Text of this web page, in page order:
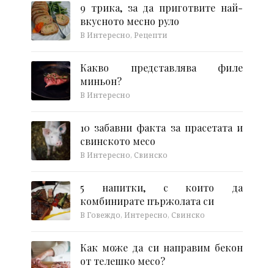
9 трика, за да приготвите най-
вкусното месно руло
В Интересно, Рецепти
Какво представлява филе
миньон?
В Интересно
10 забавни факта за прасетата и
свинското месо
В Интересно, Свинско
5 напитки, с които да
комбинирате пържолата си
В Говеждо, Интересно, Свинско
Как може да си направим бекон
от телешко месо?